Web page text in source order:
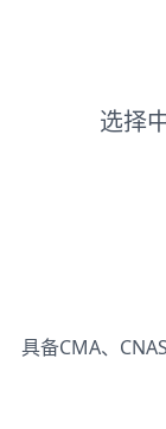
选择
具备CMA、